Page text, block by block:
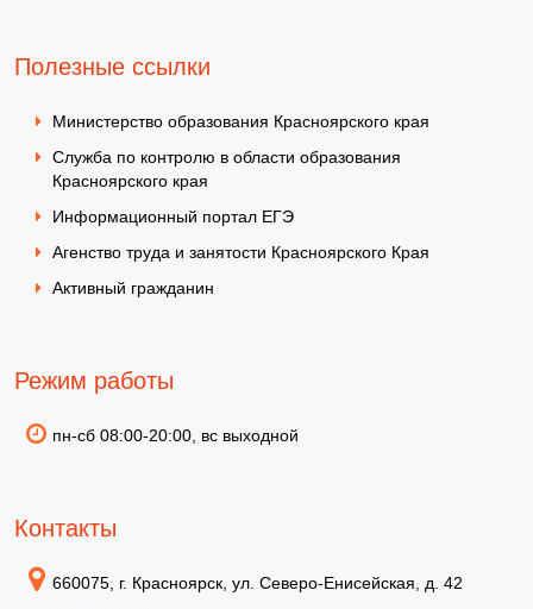
Полезные ссылки
Министерство образования Красноярского края
Служба по контролю в области образования
Красноярского края
Информационный портал ЕГЭ
Агенство труда и занятости Красноярского Края
Активный гражданин
Режим работы
пн-сб 08:00-20:00, вс выходной
Контакты
660075, г. Красноярск, ул. Северо-Енисейская, д. 42